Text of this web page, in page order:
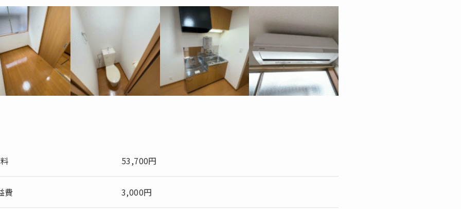
53,700円
費 3,000円